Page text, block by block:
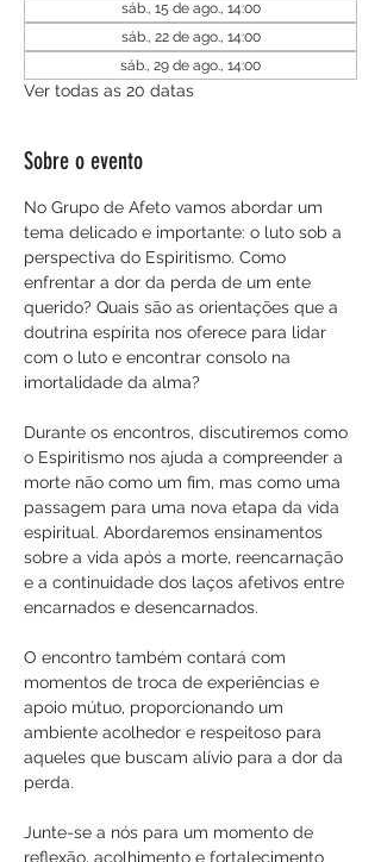
sáb., 15 de ago., 14:00
sáb., 22 de ago., 14:00
sáb., 29 de ago., 14:00
Ver todas as 20 datas
Sobre o evento
No Grupo de Afeto vamos abordar um
tema delicado e importante: o luto sob a
perspectiva do Espiritismo. Como
enfrentar a dor da perda de um ente
querido? Quais são as orientações que a
doutrina espírita nos oferece para lidar
com o luto e encontrar consolo na
imortalidade da alma?
Durante os encontros, discutiremos como
o Espiritismo nos ajuda a compreender a
morte não como um fim, mas como uma
passagem para uma nova etapa da vida
espiritual. Abordaremos ensinamentos
sobre a vida após a morte, reencarnação
e a continuidade dos laços afetivos entre
encarnados e desencarnados.
O encontro também contará com
momentos de troca de experiências e
apoio mútuo, proporcionando um
ambiente acolhedor e respeitoso para
aqueles que buscam alívio para a dor da
perda.
Junte-se a nós para um momento de
reflexão, acolhimento e fortalecimento